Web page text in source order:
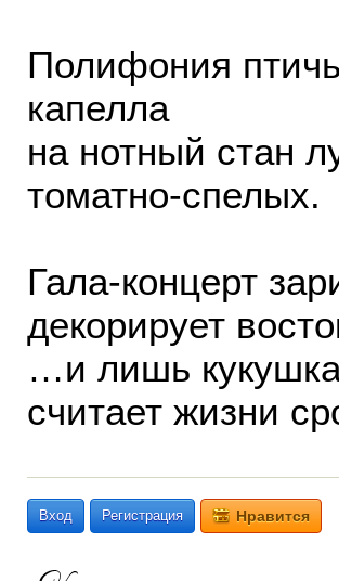
Полифония
капелла
на нотный стан
томатно-спелых.
Гала-концерт
декорирует
…и лишь
считает жизни
Вход Регистрация Нравится